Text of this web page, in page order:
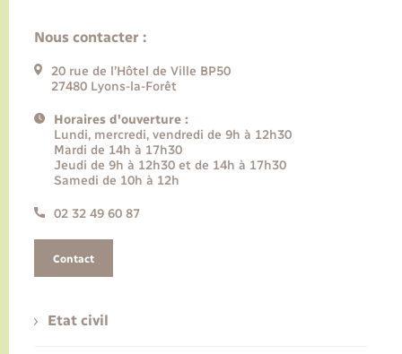
Nous contacter :
20 rue de l’Hôtel de Ville BP50
27480 Lyons-la-Forêt
Horaires d'ouverture :
Lundi, mercredi, vendredi de 9h à 12h30
Mardi de 14h à 17h30
Jeudi de 9h à 12h30 et de 14h à 17h30
Samedi de 10h à 12h
02 32 49 60 87
Contact
Etat civil